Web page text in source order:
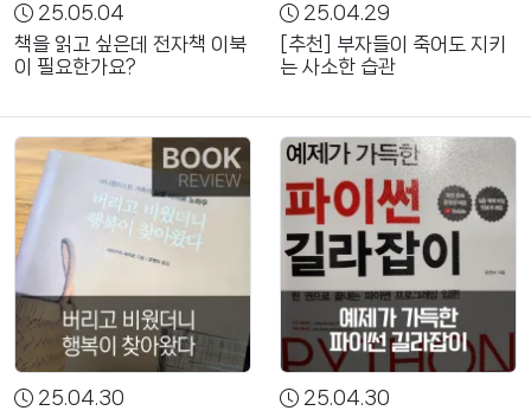
25.05.04
책을 읽고 싶은데 전자책 이북
이 필요한가요?
25.04.29
[추천] 부자들이 죽어도 지키
는 사소한 습관
25.04.30
25.04.30